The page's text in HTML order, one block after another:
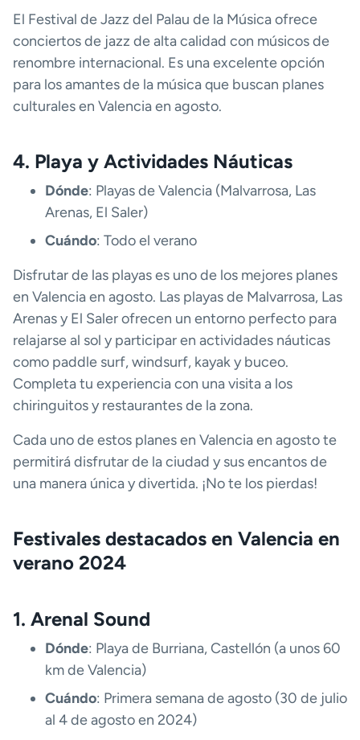
El Festival de Jazz del Palau de la Música ofrece
conciertos de jazz de alta calidad con músicos de
renombre internacional. Es una excelente opción
para los amantes de la música que buscan planes
culturales en Valencia en agosto.
4. Playa y Actividades Náuticas
Dónde: Playas de Valencia (Malvarrosa, Las
Arenas, El Saler)
Cuándo: Todo el verano
Disfrutar de las playas es uno de los mejores planes
en Valencia en agosto. Las playas de Malvarrosa, Las
Arenas y El Saler ofrecen un entorno perfecto para
relajarse al sol y participar en actividades náuticas
como paddle surf, windsurf, kayak y buceo.
Completa tu experiencia con una visita a los
chiringuitos y restaurantes de la zona.
Cada uno de estos planes en Valencia en agosto te
permitirá disfrutar de la ciudad y sus encantos de
una manera única y divertida. ¡No te los pierdas!
Festivales destacados en Valencia en
verano 2024
1. Arenal Sound
Dónde: Playa de Burriana, Castellón (a unos 60
km de Valencia)
Cuándo: Primera semana de agosto (30 de julio
al 4 de agosto en 2024)